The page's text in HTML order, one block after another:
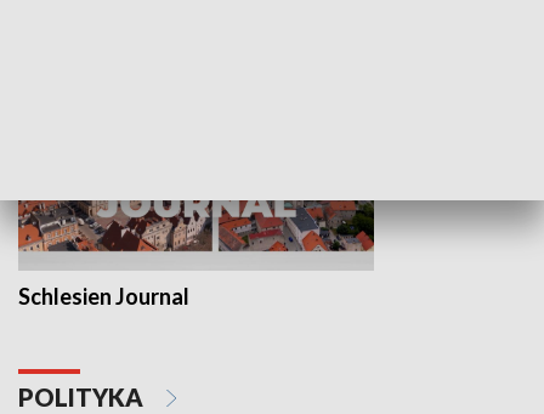
Schlesien Journal
POLITYKA